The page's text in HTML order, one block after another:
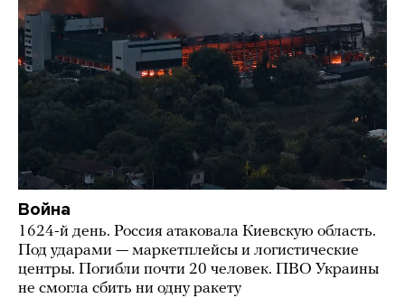
Война
1624-й день. Россия атаковала Киевскую область.
Под ударами — маркетплейсы и логистические
центры. Погибли почти 20 человек. ПВО Украины
не смогла сбить ни одну ракету